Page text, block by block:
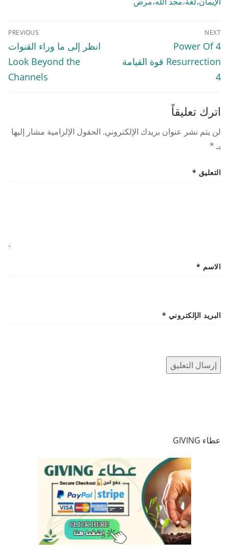
تصفّح
المقالات
PREVIOUS
Previous
انظر إلى ما وراء القنوات
Look Beyond the
Channels
NEXT
Next
post:
4 Power Of
Resurrection قوة القيامة
4
اترك تعليقاً
لن يتم نشر عنوان بريدك الإلكتروني. الحقول الإلزامية مشار إليها
بـ*
التعليق *
الاسم *
البريد الإلكتروني *
عطاء GIVING